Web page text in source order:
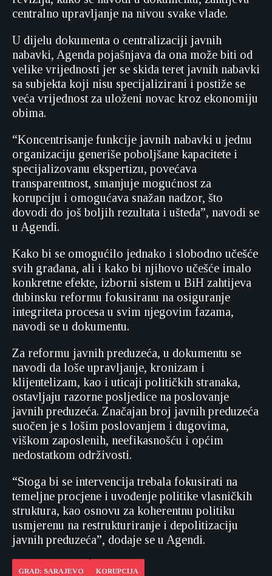
centralno upravljanje na nivou svake vlade.
U dijelu dokumenta o centralizaciji javnih
nabavki, Agenda pojašnjava da ona može biti od
velike vrijednosti jer se skida teret javnih nabavki
sa subjekta koji nisu specijalizirani i postiže se
veća vrijednost za uloženi novac kroz ekonomiju
obima.
“Koncentrisanje funkcije javnih nabavki u jednu
organizaciju generiše poboljšane kapacitete i
specijalizovanu ekspertizu, povećava
transparentnost, smanjuje mogućnost za
korupciju i omogućava snažan nadzor, što
dovodi do još boljih rezultata i ušteda”, navodi se
u Agendi.
Kako bi se omogućilo jednako i slobodno učešće
svih građana, ali i kako bi njihovo učešće imalo
konkretne efekte, izborni sistem u BiH zahtijeva
dubinsku reformu fokusiranu na osiguranje
integriteta procesa u svim njegovim fazama,
navodi se u dokumentu.
Za reformu javnih preduzeća, u dokumentu se
navodi da loše upravljanje, kronizam i
klijentelizam, kao i uticaji političkih stranaka,
ostavljaju razorne posljedice na poslovanje
javnih preduzeća. Značajan broj javnih preduzeća
suočen je s lošim poslovanjem i dugovima,
viškom zaposlenih, neefikasnošću i općim
nedostatkom održivosti.
“Stoga bi se intervencija trebala fokusirati na
temeljne procjene i uvođenje politike vlasničkih
struktura, kao osnovu za koherentnu politiku
usmjerenu na restrukturiranje i depolitizaciju
javnih preduzeća”, dodaje se u Agendi.
GRAD: SARAJEVO KORUPCIJA